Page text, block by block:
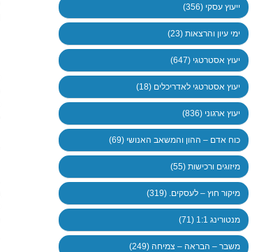
ייעוץ עסקי (356)
ימי עיון והרצאות (23)
יעוץ אסטרטגי (647)
יעוץ אסטרטגי לאדריכלים (18)
יעוץ ארגוני (836)
כוח אדם – ההון והמשאב האנושי (69)
מיזוגים ורכישות (55)
מיקור חוץ – לעסקים. (319)
מנטורינג 1:1 (71)
משבר – הבראה – צמיחה (249)